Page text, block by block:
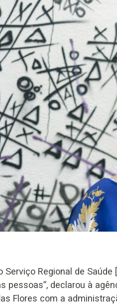
Regional de
pessoas”, declarou à
Flores com a